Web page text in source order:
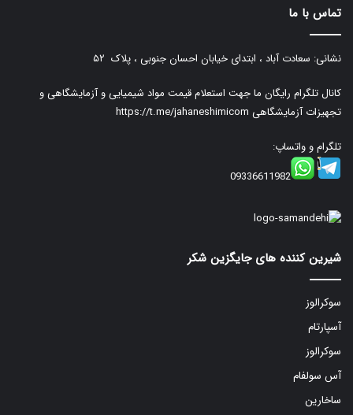
تماس با ما
نشانی: سعادت آباد ، ابتدای خیابان احسان جنوبی ، پلاک ۵۲
کانال تلگرام رایگان ما جهت استعلام قیمت مواد شیمیایی و آزمایشگاهی و
تجهیزات آزمایشگاهی https://t.me/jahaneshimicom
تلگرام و واتساپ:
09336611982
شیرین کننده های جایگزین شکر
سوکرالوز
آسپارتام
سوکرالوز
آس سولفام
ساخارین